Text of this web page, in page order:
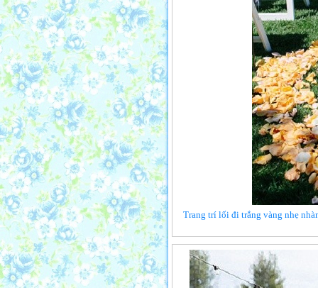
Trang trí lối đi trắng vàng nhẹ